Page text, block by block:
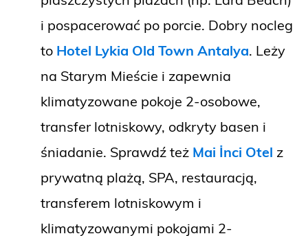
i pospacerować po porcie. Dobry nocleg
to Hotel Lykia Old Town Antalya. Leży
na Starym Mieście i zapewnia
klimatyzowane pokoje 2-osobowe,
transfer lotniskowy, odkryty basen i
śniadanie. Sprawdź też Mai İnci Otel z
prywatną plażą, SPA, restauracją,
transferem lotniskowym i
klimatyzowanymi pokojami 2-